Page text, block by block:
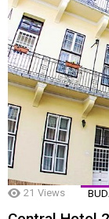
21 Views